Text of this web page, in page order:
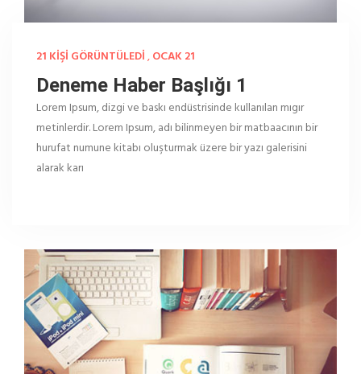
21 KIŞI GÖRÜNTÜLEDI,OCAK 21
Deneme Haber Başlığı 1
Lorem Ipsum, dizgi ve baskı endüstrisinde kullanılan mıgır
metinlerdir. Lorem Ipsum, adı bilinmeyen bir matbaacının bir
hurufat numune kitabı oluşturmak üzere bir yazı galerisini
alarak karı